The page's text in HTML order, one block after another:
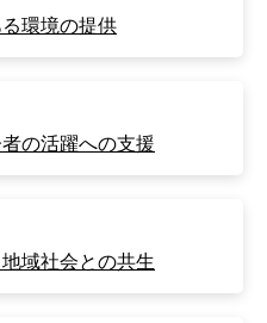
環境の提供
の活躍への支援
地域社会との共生